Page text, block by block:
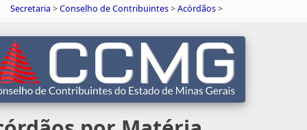
Secretaria >Conselho de Contribuintes>Acórdãos>